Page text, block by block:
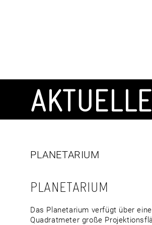
PLANETARIUM
PLANETARIUM
Das Planetarium verfügt über
Quadratmeter große